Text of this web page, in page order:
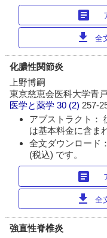
article
download 全
化膿性関節炎
上野博嗣
東京慈恵会医科大学青
医学と薬学 30 (2) 257-
アブストラクト：
は基本料金に含ま
全文ダウンロード
(税込) です。
article
download 全
強直性脊椎炎